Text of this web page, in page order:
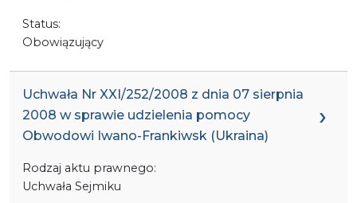
Status:
Obowiązujący
Uchwała Nr XXI/252/2008 z dnia 07 sierpnia
2008 w sprawie udzielenia pomocy
Obwodowi Iwano-Frankiwsk (Ukraina)
Rodzaj aktu prawnego:
Uchwała Sejmiku